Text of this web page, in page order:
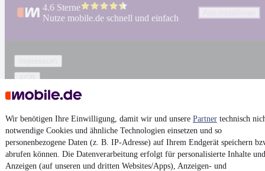
Wir benötigen Ihre Einwilligung, damit wir und unsere Partner technisch
notwendige Cookies und ähnliche Technologien einsetzen und so
personenbezogene Daten (z. B. IP-Adresse) auf Ihrem Endgerät speichern
abrufen können. Die Datenverarbeitung erfolgt für personalisierte Inhalte und
Anzeigen (auf unseren und dritten Websites/Apps), Anzeigen- und
4.6 Sterne
Nutze mobile.de schnell und einfach
AGB
Vertrag widerrufen
Datenschutzeinstellungen
Erklärung zur Barrierefreiheit
Report Security Vulnerability (English)